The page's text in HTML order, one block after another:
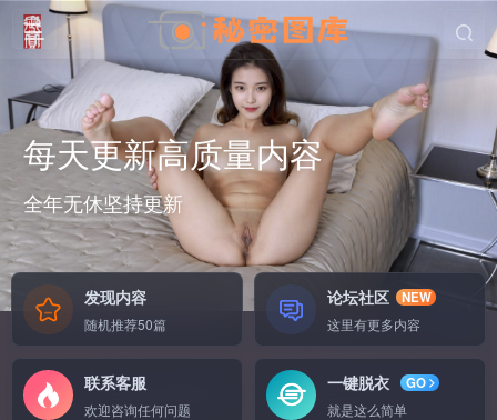
每天更新高质量内容
全年无休坚持更新
发现内容
随机推荐50篇
论坛社区
NEW
这里有更多内容
联系客服
欢迎咨询任何问题
一键脱衣
GO
就是这么简单